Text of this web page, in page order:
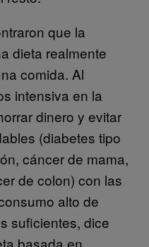
que la
dieta realmente
comida. Al
intensiva en la
dinero y evitar
(diabetes tipo
cáncer de mama,
de colon) con las
alto de
suficientes, dice
basada en